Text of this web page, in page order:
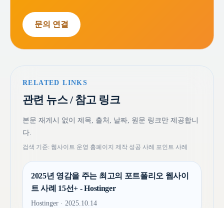
문의 연결
RELATED LINKS
관련 뉴스 / 참고 링크
본문 재게시 없이 제목, 출처, 날짜, 원문 링크만 제공합니
다.
검색 기준: 웹사이트 운영 홈페이지 제작 성공 사례 포인트 사례
2025년 영감을 주는 최고의 포트폴리오 웹사이
트 사례 15선+ - Hostinger
Hostinger · 2025.10.14